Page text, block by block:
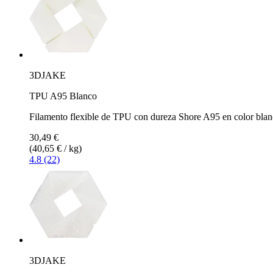
3DJAKE
TPU A95 Blanco
Filamento flexible de TPU con dureza Shore A95 en color
30,49 €
(40,65 € / kg)
4.8 (22)
3DJAKE